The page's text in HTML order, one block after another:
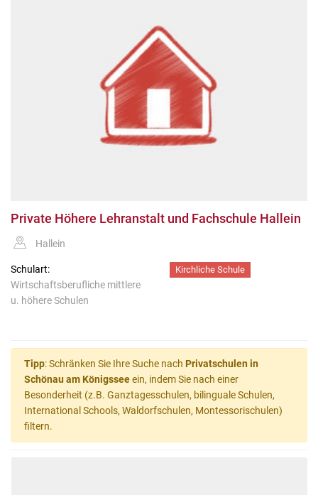
Private Höhere Lehranstalt und Fachschule Hallein
Hallein
Schulart:
Wirtschaftsberufliche mittlere
u. höhere Schulen
Kirchliche Schule
Tipp: Schränken Sie Ihre Suche nach Privatschulen in
Schönau am Königsseeein, indem Sie nach einer
Besonderheit (z.B. Ganztagesschulen, bilinguale Schulen,
International Schools, Waldorfschulen, Montessorischulen)
filtern.